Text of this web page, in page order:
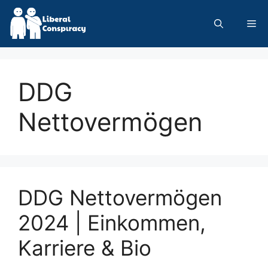
Skip
content
DDG
Nettovermögen
DDG Nettovermögen
2024 | Einkommen,
Karriere & Bio